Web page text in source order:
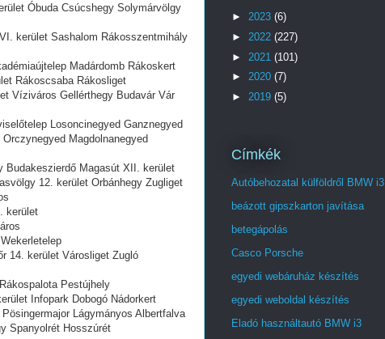
Óbuda Csúcshegy Solymárvölgy
kerület Sashalom Rákosszentmihály
Madárdomb Rákoskert
Rákoscsaba Rákosliget
Víziváros Gellérthegy Budavár Vár
Losoncinegyed Ganznegyed
Magdolnanegyed
Budakeszierdő Magasút XII. kerület
12. kerület Orbánhegy Zugliget
kerület
14. kerület Városliget Zugló
Pestújhely
Infopark Dobogó Nádorkert
Lágymányos Albertfalva
Spanyolrét Hosszúrét
► 2023 (6)
► 2022 (227)
► 2021 (101)
► 2020 (7)
► 2019 (5)
Címkék
Autóbehozatal külföldről BMW i3
beázott gipszkarton javítása
betegápolás
Casco Porsche
egyedi webáruház készítés
egyedi weboldal készítés
Eladó használtautó BMW i3